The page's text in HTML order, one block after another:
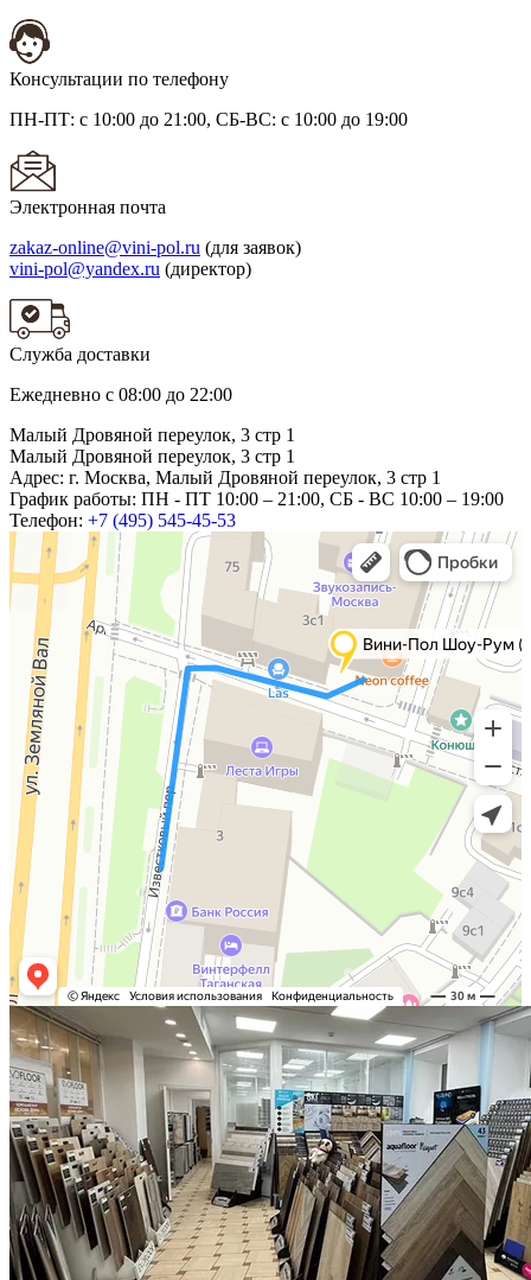
Консультации по телефону
ПН-ПТ: с 10:00 до 21:00, СБ-ВС: с 10:00 до 19:00
Электронная почта
zakaz-online@vini-pol.ru (для заявок)
vini-pol@yandex.ru (директор)
Служба доставки
Ежедневно с 08:00 до 22:00
Малый Дровяной переулок, 3 стр 1
Малый Дровяной переулок, 3 стр 1
Адрес: г. Москва, Малый Дровяной переулок, 3 стр 1
График работы: ПН - ПТ 10:00 ‒ 21:00, СБ - ВС 10:00 ‒ 19:00
Телефон: +7 (495) 545-45-53